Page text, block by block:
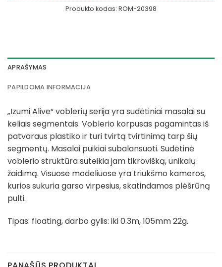
Produkto kodas: ROM-20398
APRAŠYMAS
PAPILDOMA INFORMACIJA
„Izumi Alive“ voblerių serija yra sudėtiniai masalai su
keliais segmentais. Voblerio korpusas pagamintas iš
patvaraus plastiko ir turi tvirtą tvirtinimą tarp šių
segmentų. Masalai puikiai subalansuoti. Sudėtinė
voblerio struktūra suteikia jam tikrovišką, unikalų
žaidimą. Visuose modeliuose yra triukšmo kameros,
kurios sukuria garso virpesius, skatindamos plėšrūną
pulti.
Tipas: floating, darbo gylis: iki 0.3m, 105mm 22g.